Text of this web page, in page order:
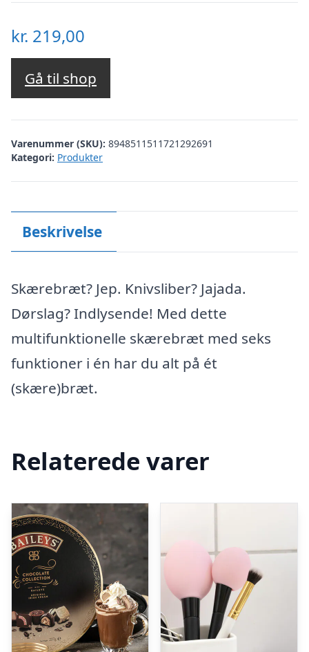
kr. 219,00
Gå til shop
Varenummer (SKU): 8948511511721292691
Kategori: Produkter
Beskrivelse
Skærebræt? Jep. Knivsliber? Jajada.
Dørslag? Indlysende! Med dette
multifunktionelle skærebræt med seks
funktioner i én har du alt på ét
(skære)bræt.
Relaterede varer